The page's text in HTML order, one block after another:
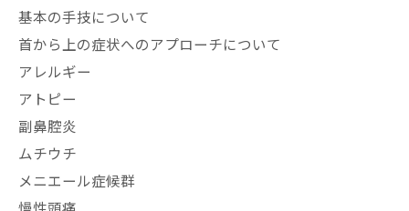
基本の手技について
首から上の症状へのアプローチについて
アレルギー
アトピー
副鼻腔炎
ムチウチ
メニエール症候群